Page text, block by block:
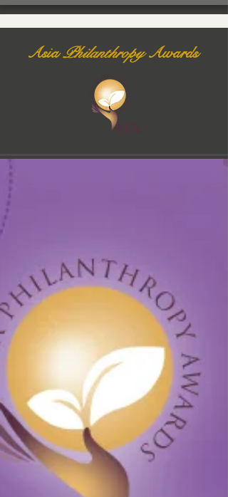
AsiaPhilanthropyAwards